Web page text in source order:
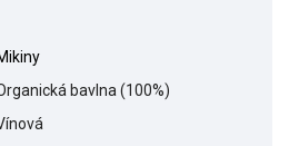
bavlna (100%)